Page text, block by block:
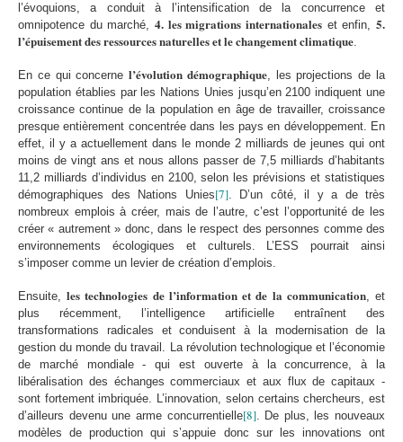
l’évoquions, a conduit à l’intensification de la concurrence et
omnipotence du marché, 4. les migrations internationales et enfin, 5.
l’épuisement des ressources naturelles et le changement climatique.
En ce qui concernel’évolution démographique, les projections de la
population établies par les Nations Unies jusqu’en 2100 indiquent une
croissance continue de la population en âge de travailler, croissance
presque entièrement concentrée dans les pays en développement. En
effet, il y a actuellement dans le monde 2 milliards de jeunes qui ont
moins de vingt ans et nous allons passer de 7,5 milliards d’habitants
11,2 milliards d’individus en 2100, selon les prévisions et statistiques
démographiques des Nations Unies[7]. D’un côté, il y a de très
nombreux emplois à créer, mais de l’autre, c’est l’opportunité de les
créer « autrement » donc, dans le respect des personnes comme des
environnements écologiques et culturels. L’ESS pourrait ainsi
s’imposer comme un levier de création d’emplois.
Ensuite,les technologies de l’information et de la communication, et
plus récemment, l’intelligence artificielle entraînent des
transformations radicales et conduisent à la modernisation de la
gestion du monde du travail. La révolution technologique et l’économie
de marché mondiale - qui est ouverte à la concurrence, à la
libéralisation des échanges commerciaux et aux flux de capitaux -
sont fortement imbriquée. L’innovation, selon certains chercheurs, est
d’ailleurs devenu une arme concurrentielle[8]. De plus, les nouveaux
modèles de production qui s’appuie donc sur les innovations ont